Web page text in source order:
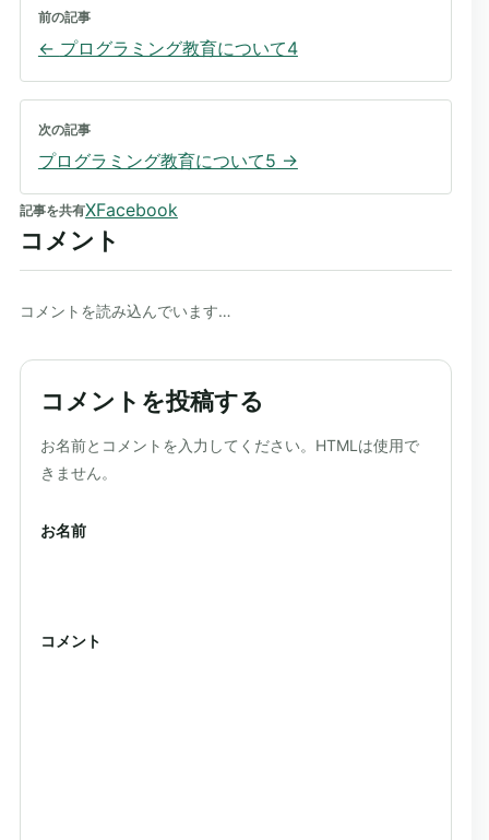
前の記事
← プログラミング教育について4
次の記事
プログラミング教育について5 →
記事を共有XFacebook
コメント
コメントを読み込んでいます…
コメントを投稿する
お名前とコメントを入力してください。HTMLは使用で
きません。
お名前
コメント
ウェブサイト